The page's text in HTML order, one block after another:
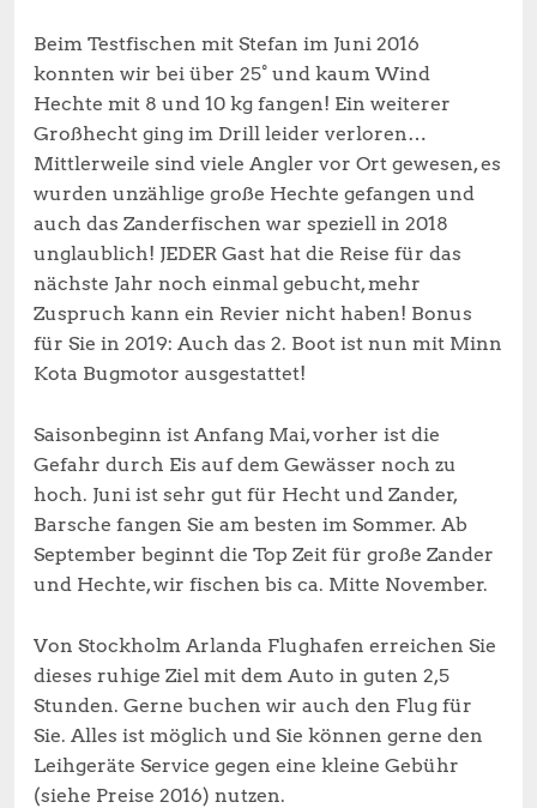
Beim Testfischen mit Stefan im Juni 2016
konnten wir bei über 25° und kaum Wind
Hechte mit 8 und 10 kg fangen! Ein weiterer
Großhecht ging im Drill leider verloren…
Mittlerweile sind viele Angler vor Ort gewesen, es
wurden unzählige große Hechte gefangen und
auch das Zanderfischen war speziell in 2018
unglaublich! JEDER Gast hat die Reise für das
nächste Jahr noch einmal gebucht, mehr
Zuspruch kann ein Revier nicht haben! Bonus
für Sie in 2019: Auch das 2. Boot ist nun mit Minn
Kota Bugmotor ausgestattet!
Saisonbeginn ist Anfang Mai, vorher ist die
Gefahr durch Eis auf dem Gewässer noch zu
hoch. Juni ist sehr gut für Hecht und Zander,
Barsche fangen Sie am besten im Sommer. Ab
September beginnt die Top Zeit für große Zander
und Hechte, wir fischen bis ca. Mitte November.
Von Stockholm Arlanda Flughafen erreichen Sie
dieses ruhige Ziel mit dem Auto in guten 2,5
Stunden. Gerne buchen wir auch den Flug für
Sie. Alles ist möglich und Sie können gerne den
Leihgeräte Service gegen eine kleine Gebühr
(siehe Preise 2016) nutzen.